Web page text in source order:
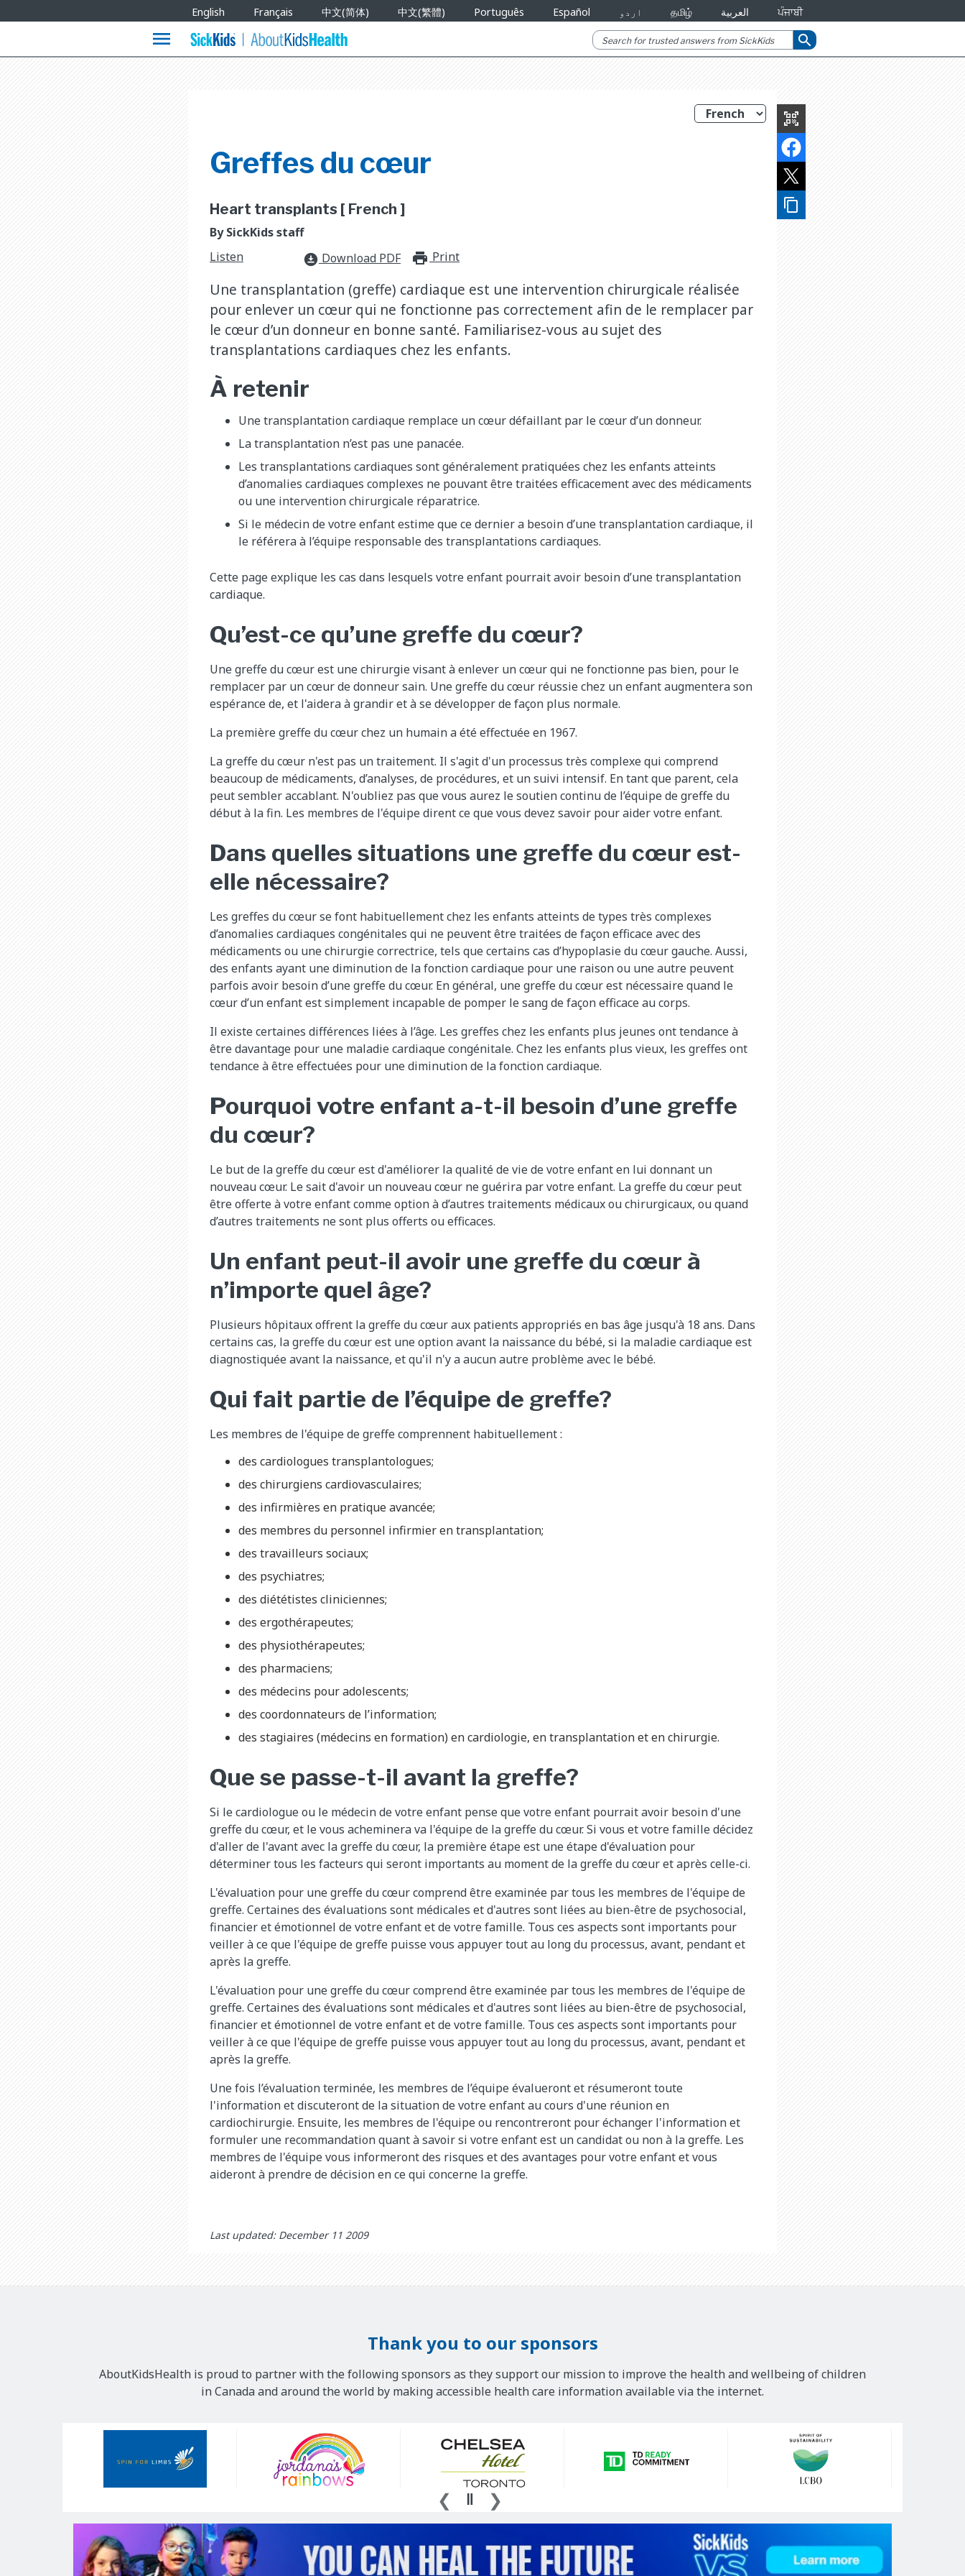
Languages
English Français 中文(简体) 中文(繁體) Português Español اردو தமிழ் العربية ਪੰਜਾਬੀ
menu search
qr_code_scanner
content_copy
Greffes du cœur
Heart transplants [ French ]
By SickKids staff
Listen
download_for_offline Download PDF print_for_offline
Print
Une transplantation (greffe) cardiaque est une intervention chirurgicale réalisée
pour enlever un cœur qui ne fonctionne pas correctement afin de le remplacer par
le cœur d’un donneur en bonne santé. Familiarisez-vous au sujet des
transplantations cardiaques chez les enfants.
À retenir
Une transplantation cardiaque remplace un cœur défaillant par le cœur d’un donneur.
La transplantation n’est pas une panacée.
Les transplantations cardiaques sont généralement pratiquées chez les enfants atteints
d’anomalies cardiaques complexes ne pouvant être traitées efficacement avec des médicaments
ou une intervention chirurgicale réparatrice.
Si le médecin de votre enfant estime que ce dernier a besoin d’une transplantation cardiaque, il
le référera à l’équipe responsable des transplantations cardiaques.
Cette page explique les cas dans lesquels votre enfant pourrait avoir besoin d’une transplantation
cardiaque.
Qu’est-ce qu’une greffe du cœur?
Une greffe du cœur est une chirurgie visant à enlever un cœur qui ne fonctionne pas bien, pour le
remplacer par un cœur de donneur sain. Une greffe du cœur réussie chez un enfant augmentera son
espérance de, et l'aidera à grandir et à se développer de façon plus normale.
La première greffe du cœur chez un humain a été effectuée en 1967.
La greffe du cœur n'est pas un traitement. Il s'agit d'un processus très complexe qui comprend
beaucoup de médicaments, d’analyses, de procédures, et un suivi intensif. En tant que parent, cela
peut sembler accablant. N'oubliez pas que vous aurez le soutien continu de l’équipe de greffe du
début à la fin. Les membres de l'équipe dirent ce que vous devez savoir pour aider votre enfant.
Dans quelles situations une greffe du cœur est-
elle nécessaire?
Les greffes du cœur se font habituellement chez les enfants atteints de types très complexes
d’anomalies cardiaques congénitales qui ne peuvent être traitées de façon efficace avec des
médicaments ou une chirurgie correctrice, tels que certains cas d’hypoplasie du cœur gauche. Aussi,
des enfants ayant une diminution de la fonction cardiaque pour une raison ou une autre peuvent
parfois avoir besoin d’une greffe du cœur. En général, une greffe du cœur est nécessaire quand le
cœur d’un enfant est simplement incapable de pomper le sang de façon efficace au corps.
Il existe certaines différences liées à l’âge. Les greffes chez les enfants plus jeunes ont tendance à
être davantage pour une maladie cardiaque congénitale. Chez les enfants plus vieux, les greffes ont
tendance à être effectuées pour une diminution de la fonction cardiaque.
Pourquoi votre enfant a-t-il besoin d’une greffe
du cœur?
Le but de la greffe du cœur est d'améliorer la qualité de vie de votre enfant en lui donnant un
nouveau cœur. Le sait d'avoir un nouveau cœur ne guérira par votre enfant. La greffe du cœur peut
être offerte à votre enfant comme option à d’autres traitements médicaux ou chirurgicaux, ou quand
d’autres traitements ne sont plus offerts ou efficaces.
Un enfant peut-il avoir une greffe du cœur à
n’importe quel âge?
Plusieurs hôpitaux offrent la greffe du cœur aux patients appropriés en bas âge jusqu'à 18 ans. Dans
certains cas, la greffe du cœur est une option avant la naissance du bébé, si la maladie cardiaque est
diagnostiquée avant la naissance, et qu'il n'y a aucun autre problème avec le bébé.
Qui fait partie de l’équipe de greffe?
Les membres de l'équipe de greffe comprennent habituellement :
des cardiologues transplantologues;
des chirurgiens cardiovasculaires;
des infirmières en pratique avancée;
des membres du personnel infirmier en transplantation;
des travailleurs sociaux;
des psychiatres;
des diététistes cliniciennes;
des ergothérapeutes;
des physiothérapeutes;
des pharmaciens;
des médecins pour adolescents;
des coordonnateurs de l’information;
des stagiaires (médecins en formation) en cardiologie, en transplantation et en chirurgie.
Que se passe-t-il avant la greffe?
Si le cardiologue ou le médecin de votre enfant pense que votre enfant pourrait avoir besoin d'une
greffe du cœur, et le vous acheminera va l'équipe de la greffe du cœur. Si vous et votre famille décidez
d'aller de l'avant avec la greffe du cœur, la première étape est une étape d'évaluation pour
déterminer tous les facteurs qui seront importants au moment de la greffe du cœur et après celle-ci.
L'évaluation pour une greffe du cœur comprend être examinée par tous les membres de l'équipe de
greffe. Certaines des évaluations sont médicales et d'autres sont liées au bien-être de psychosocial,
financier et émotionnel de votre enfant et de votre famille. Tous ces aspects sont importants pour
veiller à ce que l'équipe de greffe puisse vous appuyer tout au long du processus, avant, pendant et
après la greffe.
L'évaluation pour une greffe du cœur comprend être examinée par tous les membres de l'équipe de
greffe. Certaines des évaluations sont médicales et d'autres sont liées au bien-être de psychosocial,
financier et émotionnel de votre enfant et de votre famille. Tous ces aspects sont importants pour
veiller à ce que l'équipe de greffe puisse vous appuyer tout au long du processus, avant, pendant et
après la greffe.
Une fois l’évaluation terminée, les membres de l’équipe évalueront et résumeront toute
l'information et discuteront de la situation de votre enfant au cours d'une réunion en
cardiochirurgie. Ensuite, les membres de l'équipe ou rencontreront pour échanger l'information et
formuler une recommandation quant à savoir si votre enfant est un candidat ou non à la greffe. Les
membres de l'équipe vous informeront des risques et des avantages pour votre enfant et vous
aideront à prendre de décision en ce qui concerne la greffe.
Last updated: December 11 2009
Thank you to our sponsors
AboutKidsHealth is proud to partner with the following sponsors as they support our mission to improve the health and wellbeing of children
in Canada and around the world by making accessible health care information available via the internet.